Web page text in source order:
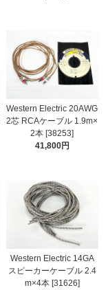
Western Electric 20AWG
2芯 RCAケーブル 1.9m×
2本 [38253]
41,800円
Western Electric 14GA
スピーカーケーブル 2.4
m×4本 [31626]